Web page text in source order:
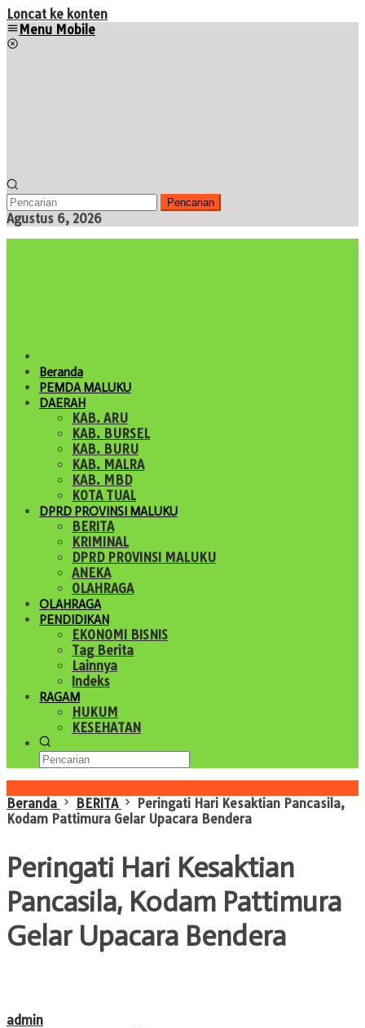
Loncat ke konten
Menu Mobile
Pencarian
Agustus 6, 2026
Beranda
PEMDA MALUKU
DAERAH
KAB. ARU
KAB. BURSEL
KAB. BURU
KAB. MALRA
KAB. MBD
KOTA TUAL
DPRD PROVINSI MALUKU
BERITA
KRIMINAL
DPRD PROVINSI MALUKU
ANEKA
OLAHRAGA
OLAHRAGA
PENDIDIKAN
EKONOMI BISNIS
Tag Berita
Lainnya
Indeks
RAGAM
HUKUM
KESEHATAN
Beranda
BERITA
Peringati Hari Kesaktian Pancasila,
Kodam Pattimura Gelar Upacara Bendera
Peringati Hari Kesaktian
Pancasila, Kodam Pattimura
Gelar Upacara Bendera
admin